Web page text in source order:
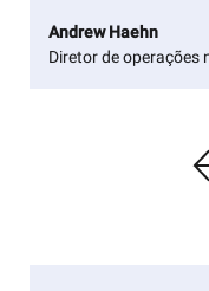
Andrew Haehn
Diretor de operações
Show next